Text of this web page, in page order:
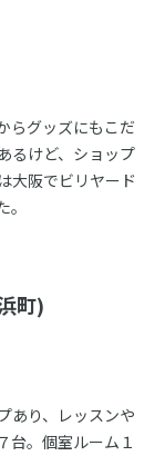
らグッズにもこだ
るけど、ショップ
大阪でビリヤード
町)
あり、レッスンや
台。個室ルーム１